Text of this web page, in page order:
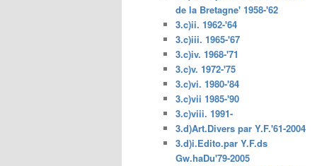
de la Bretagne' 1958-'62
3.c)ii. 1962-'64
3.c)iii. 1965-'67
3.c)iv. 1968-'71
3.c)v. 1972-'75
3.c)vi. 1980-'84
3.c)vii 1985-'90
3.c)viii. 1991-
3.d)Art.Divers par Y.F.'61-2004
3.d)i.Edito.par Y.F.ds
Gw.haDu'79-2005